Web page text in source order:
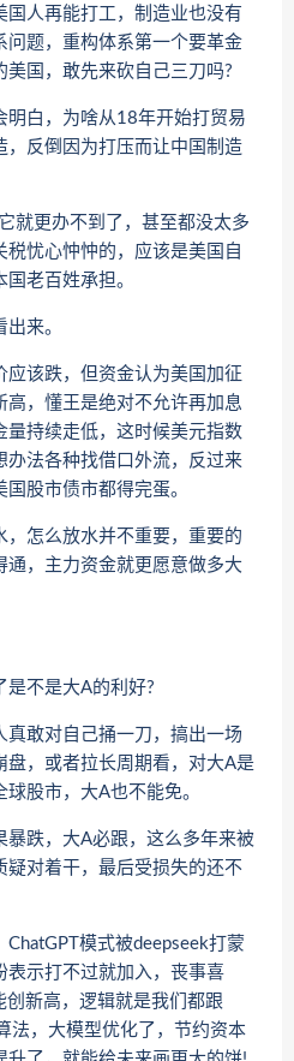
人再能打工，制造业也没有
问题，重构体系第一个要革金
国，敢先来砍自己三刀吗?
明白，为啥从18年开始打贸易
，反倒因为打压而让中国制造
就更办不到了，甚至都没太多
忧心忡忡的，应该是美国自
老百姓承担。
来。
应该跌，但资金认为美国加征
高，懂王是绝对不允许再加息
量持续走低，这时候美元指数
办法各种找借口外流，反过来
股市债市都得完蛋。
，怎么放水并不重要，重要的
通，主力资金就更愿意做多大
是不是大A的利好?
真敢对自己捅一刀，搞出一场
盘，或者拉长周期看，对大A是
股市，大A也不能免。
暴跌，大A必跟，这么多年来被
疑对着干，最后受损失的还不
模式被deepseek打蒙
表示打不过就加入，丧事喜
新高，逻辑就是我们都跟
法，大模型优化了，节约资本